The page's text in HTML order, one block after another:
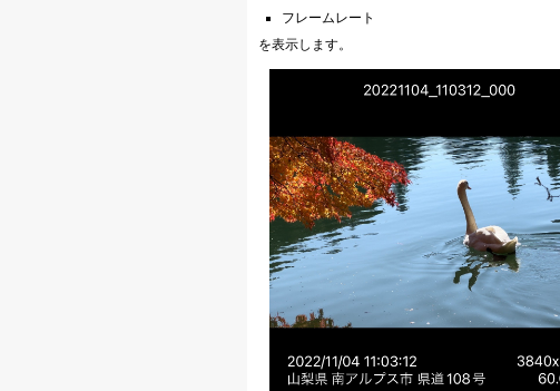
フレームレート
を表示します。